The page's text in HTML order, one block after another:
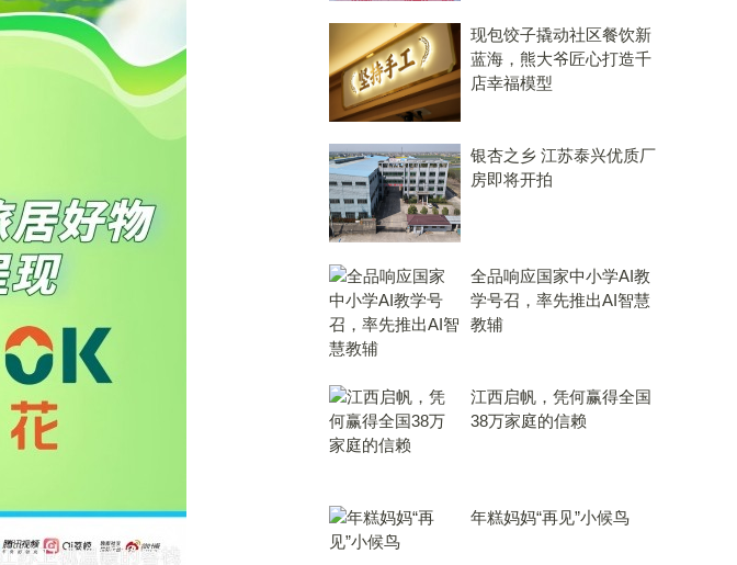
现包饺子撬动社区餐饮新
蓝海，熊大爷匠心打造千
店幸福模型
银杏之乡 江苏泰兴优质厂
房即将开拍
全品响应国家中小学AI教
学号召，率先推出AI智慧
教辅
江西启帆，凭何赢得全国
38万家庭的信赖
年糕妈妈“再见”小候鸟